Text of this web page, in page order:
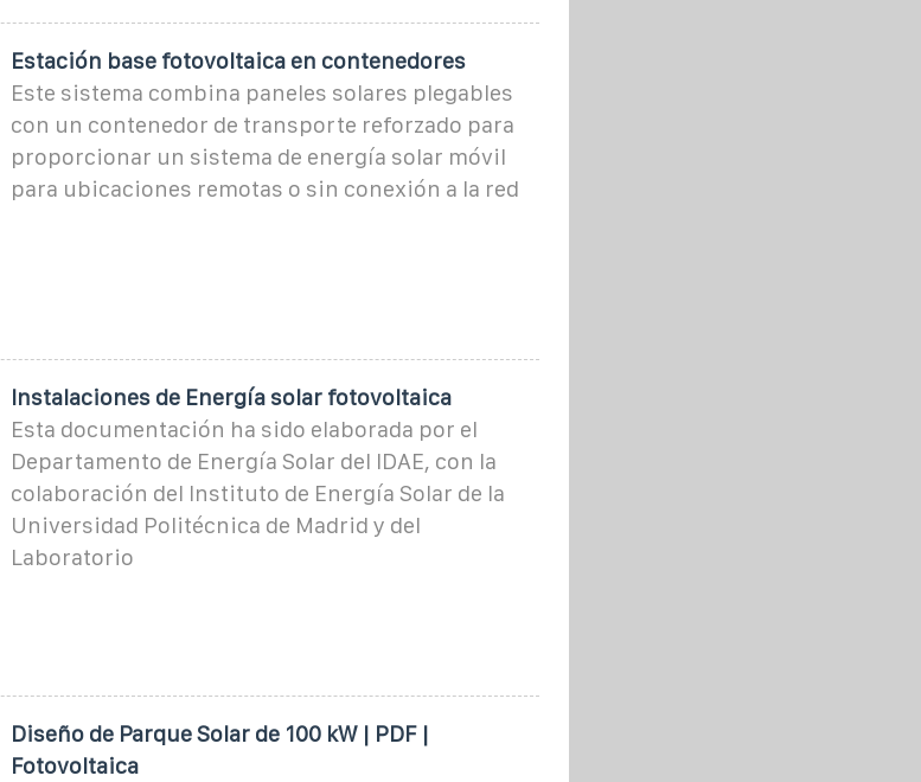
Estación base fotovoltaica en contenedores
Este sistema combina paneles solares plegables
con un contenedor de transporte reforzado para
proporcionar un sistema de energía solar móvil
para ubicaciones remotas o sin conexión a la red
Instalaciones de Energía solar fotovoltaica
Esta documentación ha sido elaborada por el
Departamento de Energía Solar del IDAE, con la
colaboración del Instituto de Energía Solar de la
Universidad Politécnica de Madrid y del
Laboratorio
Diseño de Parque Solar de 100 kW | PDF |
Fotovoltaica